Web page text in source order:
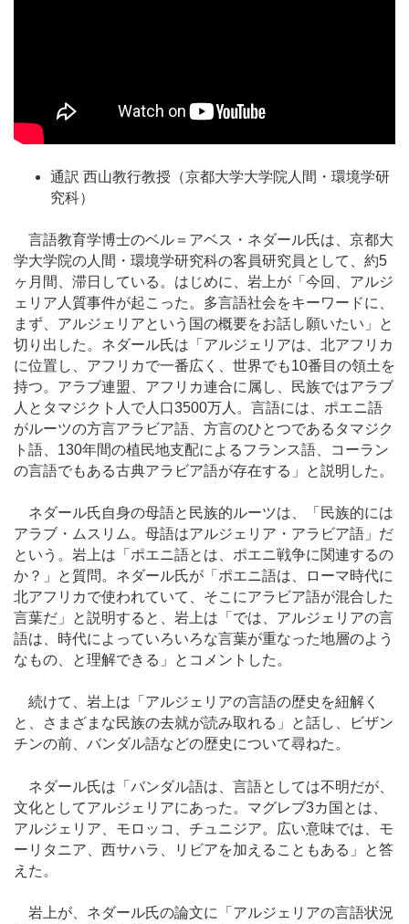
通訳 西山教行教授（京都大学大学院人間・環境学研
究科）
言語教育学博士のベル＝アベス・ネダール氏は、京都大
学大学院の人間・環境学研究科の客員研究員として、約5
ヶ月間、滞日している。はじめに、岩上が「今回、アルジ
ェリア人質事件が起こった。多言語社会をキーワードに、
まず、アルジェリアという国の概要をお話し願いたい」と
切り出した。ネダール氏は「アルジェリアは、北アフリカ
に位置し、アフリカで一番広く、世界でも10番目の領土を
持つ。アラブ連盟、アフリカ連合に属し、民族ではアラブ
人とタマジクト人で人口3500万人。言語には、ポエニ語
がルーツの方言アラビア語、方言のひとつであるタマジク
ト語、130年間の植民地支配によるフランス語、コーラン
の言語でもある古典アラビア語が存在する」と説明した。
ネダール氏自身の母語と民族的ルーツは、「民族的には
アラブ・ムスリム。母語はアルジェリア・アラビア語」だ
という。岩上は「ポエニ語とは、ポエニ戦争に関連するの
か？」と質問。ネダール氏が「ポエニ語は、ローマ時代に
北アフリカで使われていて、そこにアラビア語が混合した
言葉だ」と説明すると、岩上は「では、アルジェリアの言
語は、時代によっていろいろな言葉が重なった地層のよう
なもの、と理解できる」とコメントした。
続けて、岩上は「アルジェリアの言語の歴史を紐解く
と、さまざまな民族の去就が読み取れる」と話し、ビザン
チンの前、バンダル語などの歴史について尋ねた。
ネダール氏は「バンダル語は、言語としては不明だが、
文化としてアルジェリアにあった。マグレブ3カ国とは、
アルジェリア、モロッコ、チュニジア。広い意味では、モ
ーリタニア、西サハラ、リビアを加えることもある」と答
えた。
岩上が、ネダール氏の論文に「アルジェリアの言語状況